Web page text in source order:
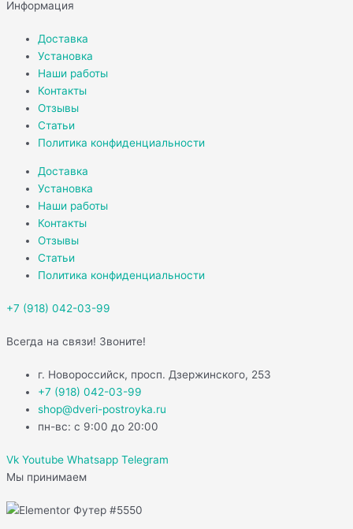
Информация
Доставка
Установка
Наши работы
Контакты
Отзывы
Статьи
Политика конфиденциальности
Доставка
Установка
Наши работы
Контакты
Отзывы
Статьи
Политика конфиденциальности
+7 (918) 042-03-99
Всегда на связи! Звоните!
г. Новороссийск, просп. Дзержинского, 253
+7 (918) 042-03-99
shop@dveri-postroyka.ru
пн-вс: с 9:00 до 20:00
Vk Youtube Whatsapp Telegram
Мы принимаем